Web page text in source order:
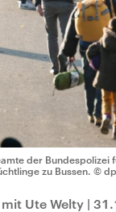
der Bundespolizei
zu Bussen. ©
Ute Welty |